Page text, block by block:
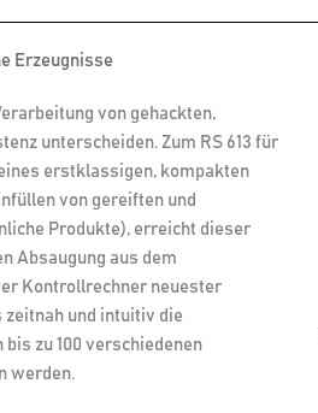
Erzeugnisse
von gehackten,
unterscheiden. Zum RS 613 für
erstklassigen, kompakten
von gereiften und
Produkte), erreicht dieser
Absaugung aus dem
Kontrollrechner neuester
und intuitiv die
zu 100 verschiedenen
werden.